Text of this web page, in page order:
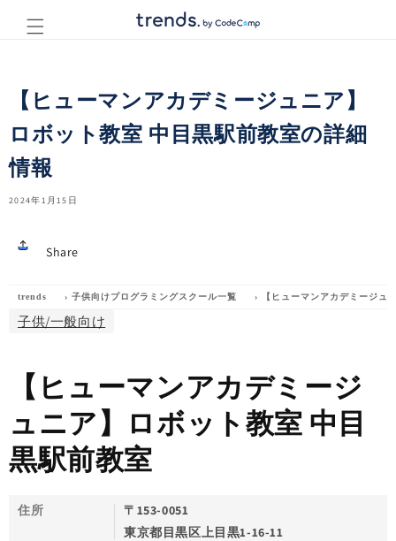
ンツに
進む
【ヒューマンアカデミージュニア】
ロボット教室 中目黒駅前教室の詳細
情報
2024年1月15日
Share
trends › 子供向けプログラミングスクール一覧 › 【ヒューマンアカデミージュ
子供/一般向け
【ヒューマンアカデミージ
ュニア】ロボット教室 中目
黒駅前教室
住所
〒153-0051
東京都目黒区上目黒1-16-11